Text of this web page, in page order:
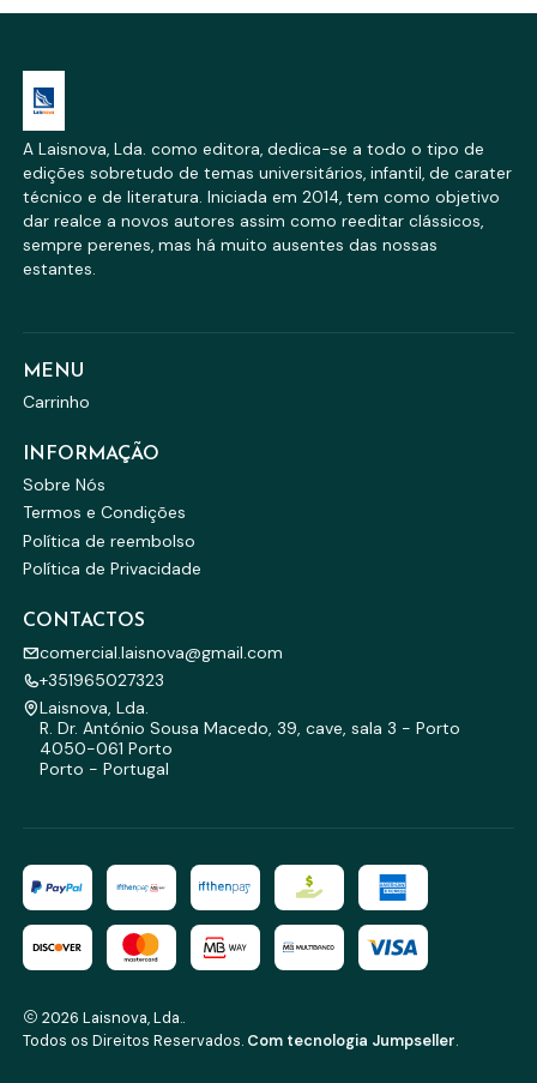
A Laisnova, Lda. como editora, dedica-se a todo o tipo de
edições sobretudo de temas universitários, infantil, de carater
técnico e de literatura. Iniciada em 2014, tem como objetivo
dar realce a novos autores assim como reeditar clássicos,
sempre perenes, mas há muito ausentes das nossas
estantes.
MENU
Carrinho
INFORMAÇÃO
Sobre Nós
Termos e Condições
Política de reembolso
Política de Privacidade
CONTACTOS
comercial.laisnova@gmail.com
+351965027323
Laisnova, Lda.
R. Dr. António Sousa Macedo, 39, cave, sala 3 - Porto
4050-061 Porto
Porto - Portugal
2026 Laisnova, Lda..
Todos os Direitos Reservados. Com tecnologia Jumpseller.